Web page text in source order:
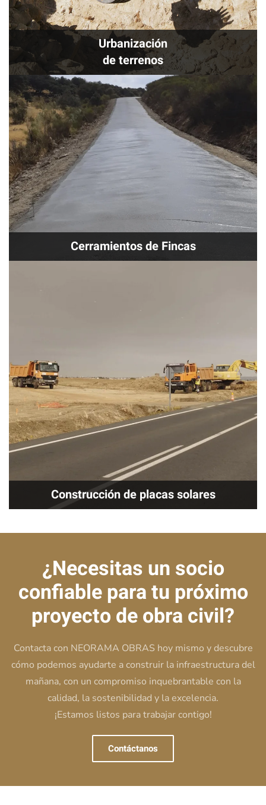
Urbanización
de terrenos
Cerramientos de Fincas
Construcción de placas solares
¿Necesitas un socio
confiable para tu próximo
proyecto de obra civil?
Contacta con NEORAMA OBRAS hoy mismo y descubre
cómo podemos ayudarte a construir la infraestructura del
mañana, con un compromiso inquebrantable con la
calidad, la sostenibilidad y la excelencia.
¡Estamos listos para trabajar contigo!
Contáctanos